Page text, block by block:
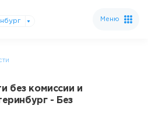
Меню
без комиссии и
- Без